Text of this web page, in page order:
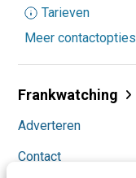
Tarieven
Meer contactopties
Frankwatching
Adverteren
Contact